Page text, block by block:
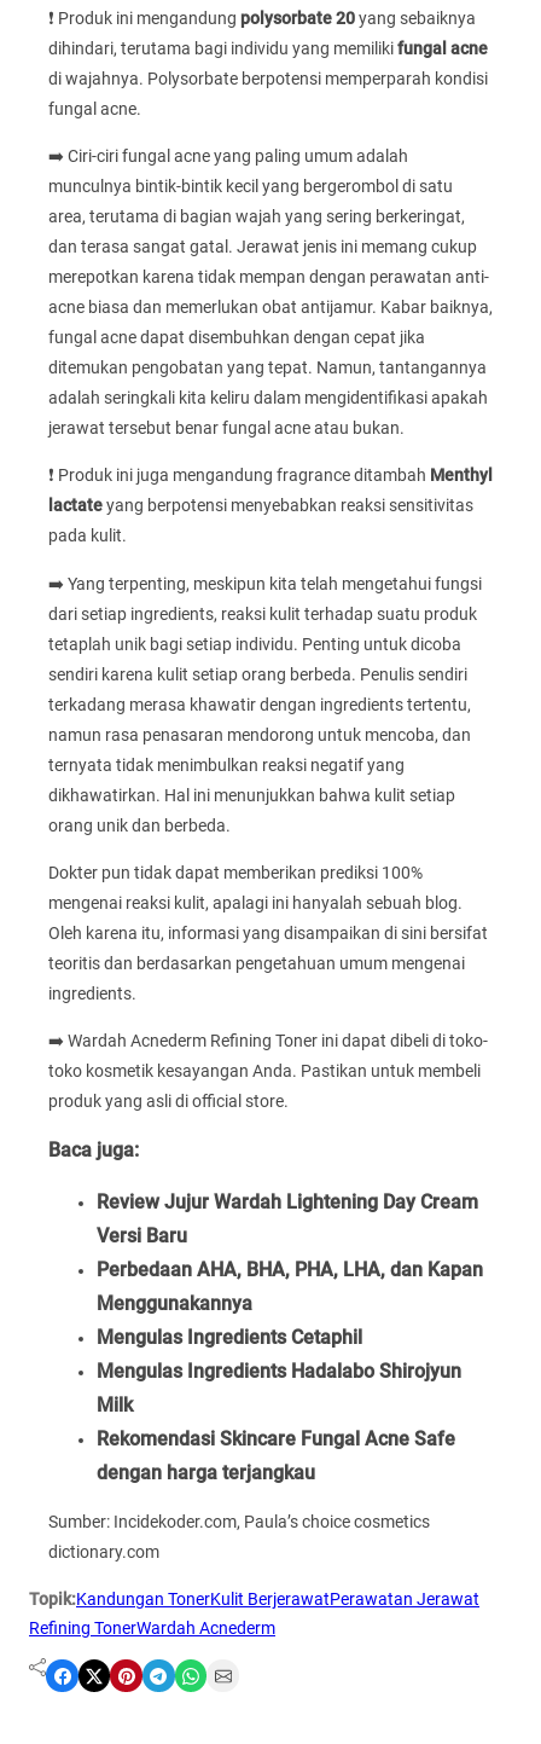
❗ Produk ini mengandung polysorbate 20yang sebaiknya
dihindari, terutama bagi individu yang memilikifungal acne
di wajahnya. Polysorbate berpotensi memperparah kondisi
fungal acne.
➡️ Ciri-ciri fungal acne yang paling umum adalah
munculnya bintik-bintik kecil yang bergerombol di satu
area, terutama di bagian wajah yang sering berkeringat,
dan terasa sangat gatal. Jerawat jenis ini memang cukup
merepotkan karena tidak mempan dengan perawatan anti-
acne biasa dan memerlukan obat antijamur. Kabar baiknya,
fungal acne dapat disembuhkan dengan cepat jika
ditemukan pengobatan yang tepat. Namun, tantangannya
adalah seringkali kita keliru dalam mengidentifikasi apakah
jerawat tersebut benar fungal acne atau bukan.
❗ Produk ini juga mengandung fragrance ditambah Menthyl
lactateyang berpotensi menyebabkan reaksi sensitivitas
pada kulit.
➡️ Yang terpenting, meskipun kita telah mengetahui fungsi
dari setiap ingredients, reaksi kulit terhadap suatu produk
tetaplah unik bagi setiap individu. Penting untuk dicoba
sendiri karena kulit setiap orang berbeda. Penulis sendiri
terkadang merasa khawatir dengan ingredients tertentu,
namun rasa penasaran mendorong untuk mencoba, dan
ternyata tidak menimbulkan reaksi negatif yang
dikhawatirkan. Hal ini menunjukkan bahwa kulit setiap
orang unik dan berbeda.
Dokter pun tidak dapat memberikan prediksi 100%
mengenai reaksi kulit, apalagi ini hanyalah sebuah blog.
Oleh karena itu, informasi yang disampaikan di sini bersifat
teoritis dan berdasarkan pengetahuan umum mengenai
ingredients.
➡️ Wardah Acnederm Refining Toner ini dapat dibeli di toko-
toko kosmetik kesayangan Anda. Pastikan untuk membeli
produk yang asli di official store.
Baca juga:
Review Jujur Wardah Lightening Day Cream
Versi Baru
Perbedaan AHA, BHA, PHA, LHA, dan Kapan
Menggunakannya
Mengulas Ingredients Cetaphil
Mengulas Ingredients Hadalabo Shirojyun
Milk
Rekomendasi Skincare Fungal Acne Safe
dengan harga terjangkau
Sumber: Incidekoder.com, Paula’s choice cosmetics
dictionary.com
Topik:Kandungan TonerKulit BerjerawatPerawatan Jerawat
Refining TonerWardah Acnederm
Share on Facebook Share on X Share on Pinterest Share on Telegram Share on WhatsApp Share on Email